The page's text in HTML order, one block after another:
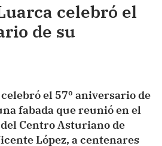
celebró el
de su
el 57º aniversario de
fabada que reunió en el
del Centro Asturiano de
López, a centenares